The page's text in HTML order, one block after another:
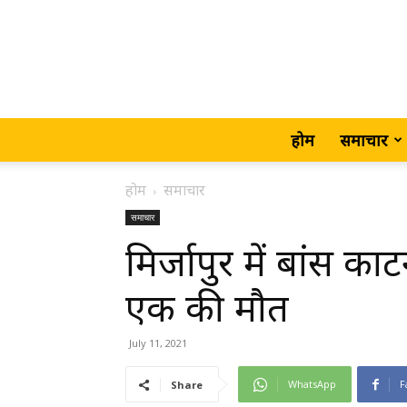
होम समाचार
होम समाचार
समाचार
मिर्जापुर में बांस
एक की मौत
July 11, 2021
Share WhatsApp